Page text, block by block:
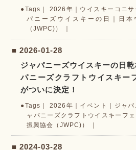
2026年 ウイスキーコニサ
パニーズウイスキーの日
日本
（JWPC)）
2026-01-28
ジャパニーズウイスキーの日
パニーズクラフトウイスキー
がついに決定！
2026年 イベント ジャ
ャパニーズクラフトウイスキーフェ
振興協会（JWPC)）
2024-03-28